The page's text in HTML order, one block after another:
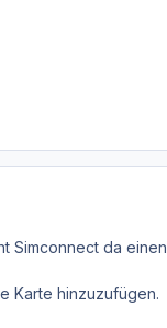
Simconnect da einen
Karte hinzuzufügen.